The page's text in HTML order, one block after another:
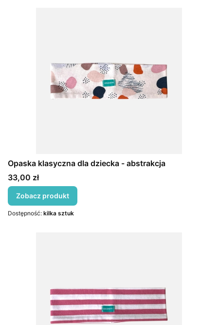
Opaska klasyczna dla dziecka - abstrakcja
Cena
33,00 zł
Zobacz produkt
Dostępność: kilka sztuk